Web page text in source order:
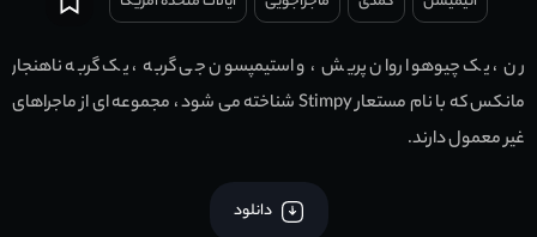
رن ، یک چیوهوا روان پریش ، و استیمپسون جی گربه ، یک گربه ناهنجار
مانکس که با نام مستعار Stimpy شناخته می شود ، مجموعه ای از ماجراهای
غیر معمول دارند.
دانلود